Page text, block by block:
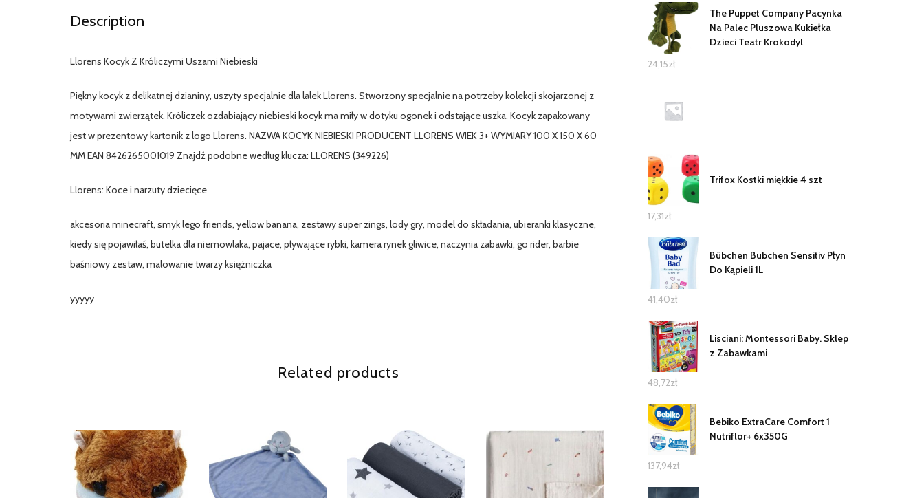
Description
Llorens Kocyk Z Króliczymi Uszami Niebieski
Piękny kocyk z delikatnej dzianiny, uszyty specjalnie dla lalek Llorens. Stworzony specjalnie na potrzeby kolekcji skojarzonej z
motywami zwierzątek. Króliczek ozdabiający niebieski kocyk ma miły w dotyku ogonek i odstające uszka. Kocyk zapakowany
jest w prezentowy kartonik z logo Llorens. NAZWA KOCYK NIEBIESKI PRODUCENT LLORENS WIEK 3+ WYMIARY 100 X 150 X 60
MM EAN 8426265001019 Znajdź podobne według klucza: LLORENS (349226)
Llorens: Koce i narzuty dziecięce
akcesoria minecraft, smyk lego friends, yellow banana, zestawy super zings, lody gry, model do składania, ubieranki klasyczne,
kiedy się pojawiłaś, butelka dla niemowlaka, pajace, pływające rybki, kamera rynek gliwice, naczynia zabawki, go rider, barbie
baśniowy zestaw, malowanie twarzy księżniczka
yyyyy
Related products
The Puppet Company Pacynka
Na Palec Pluszowa Kukiełka
Dzieci Teatr Krokodyl
24,15zł
Trifox Kostki miękkie 4 szt
17,31zł
Bübchen Bubchen Sensitiv Płyn
Do Kąpieli 1L
41,40zł
Lisciani: Montessori Baby. Sklep
z Zabawkami
48,72zł
Bebiko ExtraCare Comfort 1
Nutriflor+ 6x350G
137,94zł